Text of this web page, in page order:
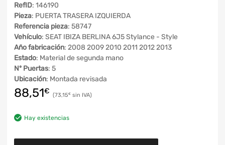
RefID: 146190
Pieza: PUERTA TRASERA IZQUIERDA
Referencia pieza: 58747
Vehículo: SEAT IBIZA BERLINA 6J5 Stylance - Style
Año fabricación: 2008 2009 2010 2011 2012 2013
Estado: Material de segunda mano
Nº Puertas: 5
Ubicación: Montada revisada
88,51€ 73,15€
Hay existencias